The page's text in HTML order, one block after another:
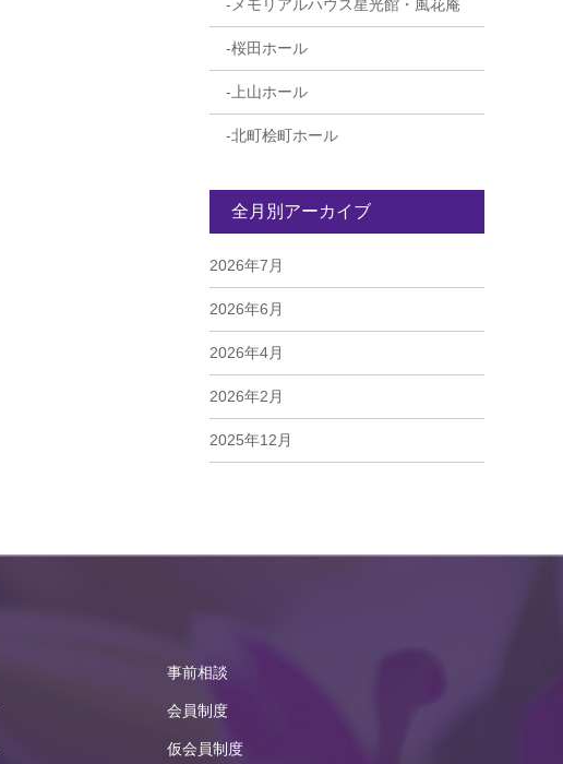
メモリアルハウス星光館・風花庵
桜田ホール
上山ホール
北町桧町ホール
全月別アーカイブ
2026年7月
2026年6月
2026年4月
2026年2月
2025年12月
2025年6月
2025年5月
事前相談
会員制度
仮会員制度